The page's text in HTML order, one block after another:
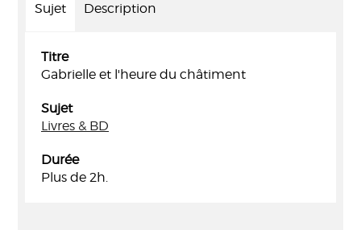
Sujet Description
Titre
Gabrielle et l'heure du châtiment
Sujet
Livres & BD
Durée
Plus de 2h.